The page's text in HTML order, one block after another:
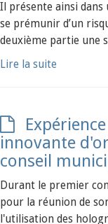
Il présente ainsi
se prémunir d’un
deuxième partie une
Lire la suite
innovante
conseil
Durant le premier
pour la réunion de
l'utilisation des